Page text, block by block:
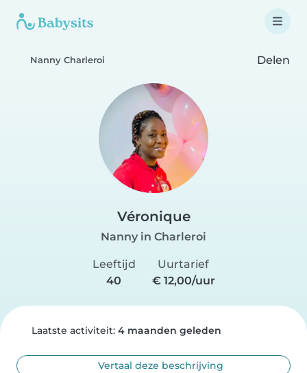
Nanny Charleroi Delen
Véronique
Nanny in Charleroi
Leeftijd
40
Uurtarief
€ 12,00/uur
Laatste activiteit: 4 maanden geleden
Vertaal deze beschrijving